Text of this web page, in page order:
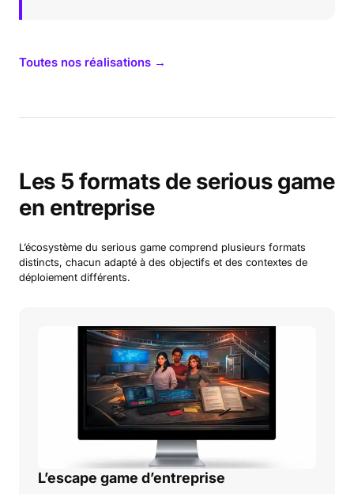
Toutes nos réalisations →
Les 5 formats de serious game
en entreprise
L’écosystème du serious game comprend plusieurs formats
distincts, chacun adapté à des objectifs et des contextes de
déploiement différents.
L’escape game d’entreprise